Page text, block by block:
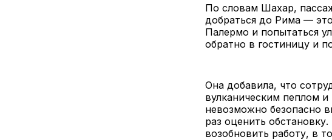
По словам Шахар,
добраться до Рима —
Палермо и попытаться
обратно в гостиницу и
Она добавила, что
вулканическим пеплом
невозможно безопасно
раз оценить
возобновить работу, в